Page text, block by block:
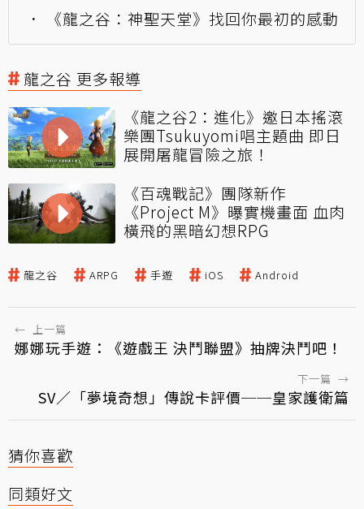
《龍之谷：神聖天堂》找回你最初的感動
龍之谷 更多報導
《龍之谷2：進化》邀日本搖滾
樂團Tsukuyomi唱主題曲 即日
展開屠龍冒險之旅！
《百魂戰記》團隊新作
《Project M》曝實機畫面 血肉
橫飛的黑暗幻想RPG
龍之谷 ARPG 手遊 iOS Android
← 上一篇
娜娜玩手遊：《遊戲王 決鬥聯盟》抽牌決鬥吧！
下一篇 →
SV／「夢境奇想」傳說卡評價──皇家護衛篇
猜你喜歡
同類好文